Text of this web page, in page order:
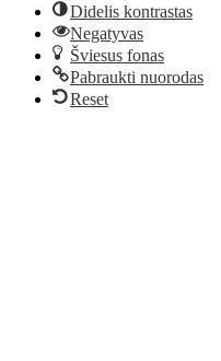
Didelis kontrastas
Negatyvas
Šviesus fonas
Pabraukti nuorodas
Reset